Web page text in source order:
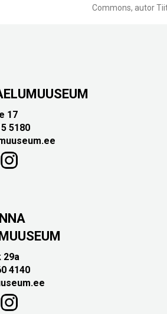
Commons, autor
17
5180
29a
4140